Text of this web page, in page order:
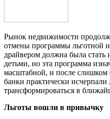
Рынок недвижимости
отмены программы льготной
драйвером должна была стать
детьми, но эта программа
масштабной, и после слишком
банки практически
трансформироваться в
Льготы вошли в привычку